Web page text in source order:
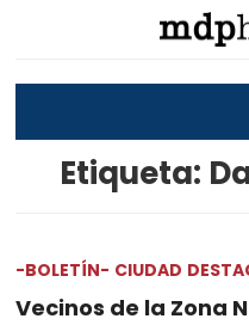
Etiqueta:
-BOLETÍN- CIUDAD
Vecinos de la Zona